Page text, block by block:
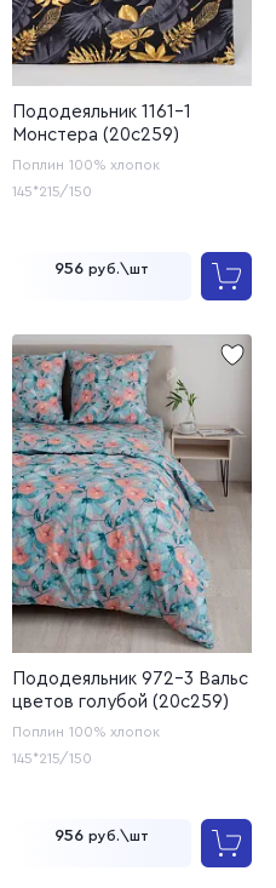
Пододеяльник 1161-1
Монстера (20с259)
Поплин 100% хлопок
145*215/150
956 руб.\шт
Пододеяльник 972-3 Вальс
цветов голубой (20с259)
Поплин 100% хлопок
145*215/150
956 руб.\шт